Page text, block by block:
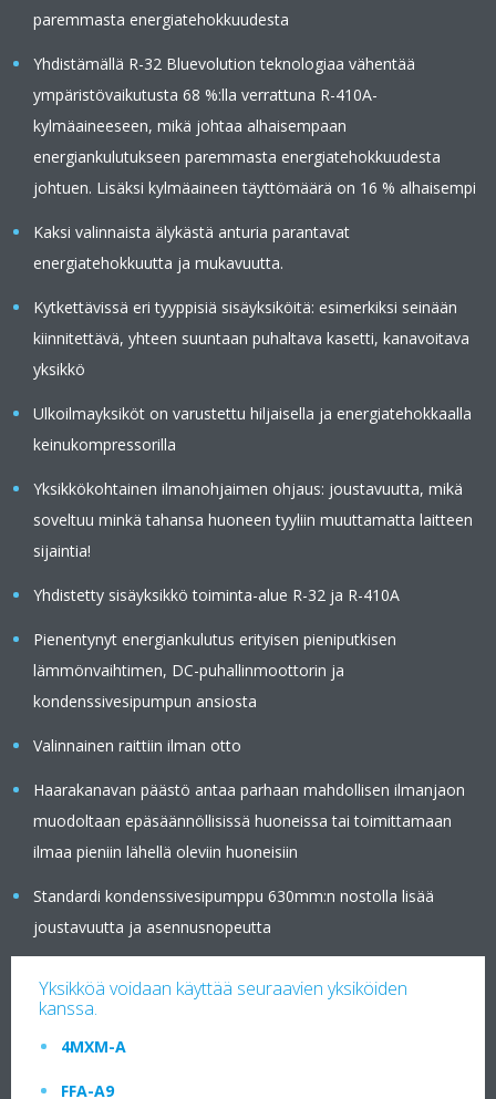
paremmasta energiatehokkuudesta
Yhdistämällä R-32 Bluevolution teknologiaa vähentää
ympäristövaikutusta 68 %:lla verrattuna R-410A-
kylmäaineeseen, mikä johtaa alhaisempaan
energiankulutukseen paremmasta energiatehokkuudesta
johtuen. Lisäksi kylmäaineen täyttömäärä on 16 % alhaisempi
Kaksi valinnaista älykästä anturia parantavat
energiatehokkuutta ja mukavuutta.
Kytkettävissä eri tyyppisiä sisäyksiköitä: esimerkiksi seinään
kiinnitettävä, yhteen suuntaan puhaltava kasetti, kanavoitava
yksikkö
Ulkoilmayksiköt on varustettu hiljaisella ja energiatehokkaalla
keinukompressorilla
Yksikkökohtainen ilmanohjaimen ohjaus: joustavuutta, mikä
soveltuu minkä tahansa huoneen tyyliin muuttamatta laitteen
sijaintia!
Yhdistetty sisäyksikkö toiminta-alue R-32 ja R-410A
Pienentynyt energiankulutus erityisen pieniputkisen
lämmönvaihtimen, DC-puhallinmoottorin ja
kondenssivesipumpun ansiosta
Valinnainen raittiin ilman otto
Haarakanavan päästö antaa parhaan mahdollisen ilmanjaon
muodoltaan epäsäännöllisissä huoneissa tai toimittamaan
ilmaa pieniin lähellä oleviin huoneisiin
Standardi kondenssivesipumppu 630mm:n nostolla lisää
joustavuutta ja asennusnopeutta
Yksikköä voidaan käyttää seuraavien yksiköiden
kanssa.
4MXM-A
FFA-A9